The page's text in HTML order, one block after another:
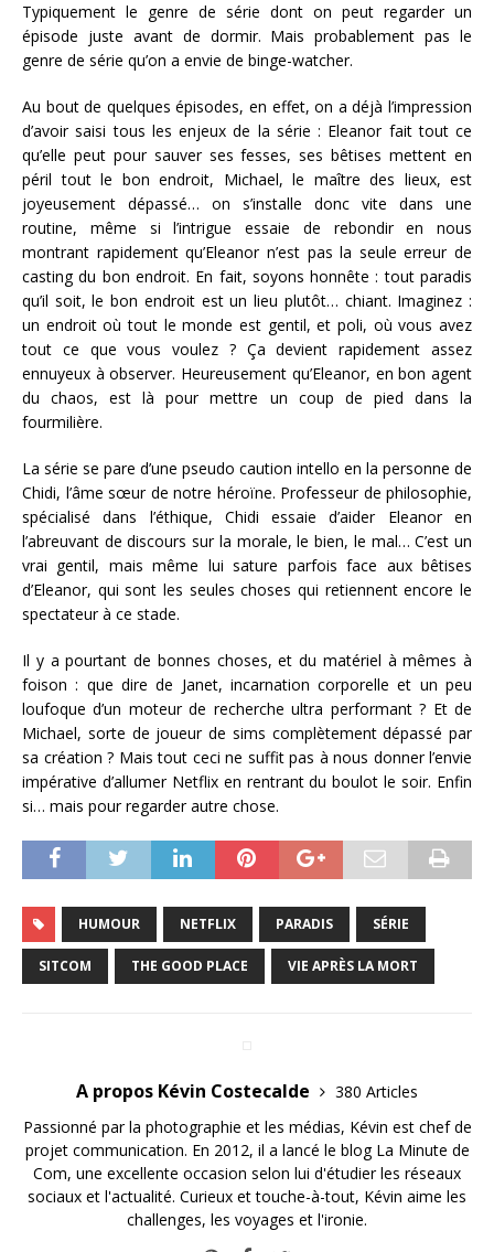
Typiquement le genre de série dont on peut regarder un
épisode juste avant de dormir. Mais probablement pas le
genre de série qu’on a envie de binge-watcher.
Au bout de quelques épisodes, en effet, on a déjà l’impression
d’avoir saisi tous les enjeux de la série : Eleanor fait tout ce
qu’elle peut pour sauver ses fesses, ses bêtises mettent en
péril tout le bon endroit, Michael, le maître des lieux, est
joyeusement dépassé… on s’installe donc vite dans une
routine, même si l’intrigue essaie de rebondir en nous
montrant rapidement qu’Eleanor n’est pas la seule erreur de
casting du bon endroit. En fait, soyons honnête : tout paradis
qu’il soit, le bon endroit est un lieu plutôt… chiant. Imaginez :
un endroit où tout le monde est gentil, et poli, où vous avez
tout ce que vous voulez ? Ça devient rapidement assez
ennuyeux à observer. Heureusement qu’Eleanor, en bon agent
du chaos, est là pour mettre un coup de pied dans la
fourmilière.
La série se pare d’une pseudo caution intello en la personne de
Chidi, l’âme sœur de notre héroïne. Professeur de philosophie,
spécialisé dans l’éthique, Chidi essaie d’aider Eleanor en
l’abreuvant de discours sur la morale, le bien, le mal… C’est un
vrai gentil, mais même lui sature parfois face aux bêtises
d’Eleanor, qui sont les seules choses qui retiennent encore le
spectateur à ce stade.
Il y a pourtant de bonnes choses, et du matériel à mêmes à
foison : que dire de Janet, incarnation corporelle et un peu
loufoque d’un moteur de recherche ultra performant ? Et de
Michael, sorte de joueur de sims complètement dépassé par
sa création ? Mais tout ceci ne suffit pas à nous donner l’envie
impérative d’allumer Netflix en rentrant du boulot le soir. Enfin
si… mais pour regarder autre chose.
HUMOUR NETFLIX PARADIS SÉRIE
SITCOM THE GOOD PLACE VIE APRÈS LA MORT
A propos Kévin Costecalde
380 Articles
Passionné par la photographie et les médias, Kévin est chef de
projet communication. En 2012, il a lancé le blog La Minute de
Com, une excellente occasion selon lui d'étudier les réseaux
sociaux et l'actualité. Curieux et touche-à-tout, Kévin aime les
challenges, les voyages et l'ironie.